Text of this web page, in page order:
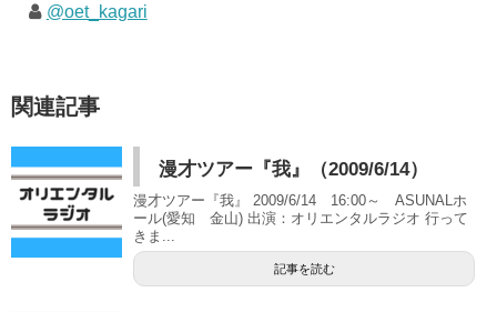
@oet_kagari
関連記事
漫才ツアー『我』（2009/6/14）
漫才ツアー『我』 2009/6/14 16:00～ ASUNALホ
ール(愛知 金山) 出演：オリエンタルラジオ 行って
きま...
記事を読む